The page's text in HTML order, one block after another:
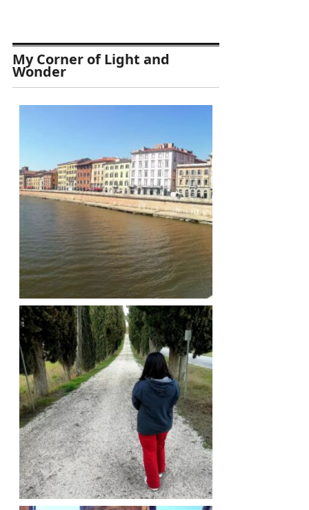
My Corner of Light and
Wonder